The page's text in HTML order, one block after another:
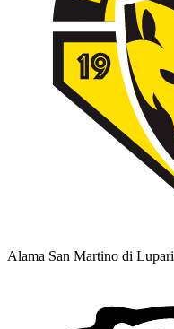
Alama San Martino di Lupari